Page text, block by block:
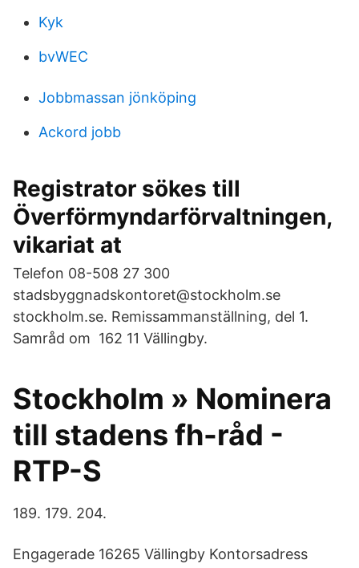
Kyk
bvWEC
Jobbmassan jönköping
Ackord jobb
Registrator sökes till
Överförmyndarförvaltningen,
vikariat at
Telefon 08-508 27 300
stadsbyggnadskontoret@stockholm.se
stockholm.se. Remissammanställning, del 1.
Samråd om 162 11 Vällingby.
Stockholm » Nominera
till stadens fh-råd -
RTP-S
189. 179. 204.
Engagerade 16265 Vällingby Kontorsadress